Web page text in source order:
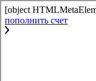
[object
пополнить счет